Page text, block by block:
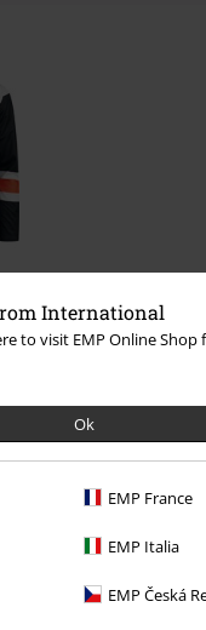
International
to visit EMP Online
Ok
EMP France
EMP Italia
EMP Česká
Heavy Metal